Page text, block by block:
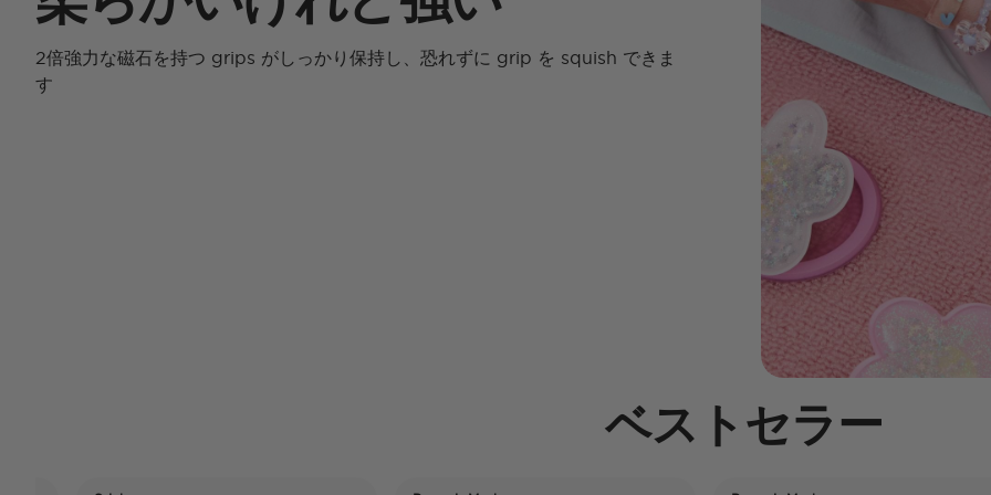
2倍強力な磁石を持つ grips がしっかり保持し、恐れずに grip を squish できま
す
ベストセラー